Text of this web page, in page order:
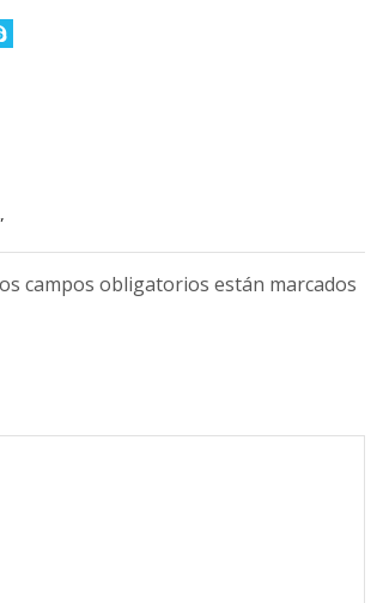
campos obligatorios están marcados